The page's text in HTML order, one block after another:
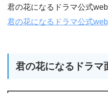
君の花になるドラマ公式
君の花になるドラマ公式
君の花になるドラマ